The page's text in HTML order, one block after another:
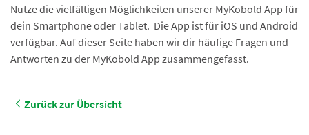
Nutze die vielfältigen Möglichkeiten unserer MyKobold App für
dein Smartphone oder Tablet. Die App ist für iOS und Android
verfügbar. Auf dieser Seite haben wir dir häufige Fragen und
Antworten zu der MyKobold App zusammengefasst.
Zurück zur Übersicht